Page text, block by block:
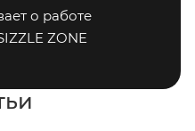
о работе
ZONE